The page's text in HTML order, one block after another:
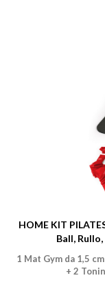
HOME KIT
Ball,
1 Mat Gym da 1,5
+ 2